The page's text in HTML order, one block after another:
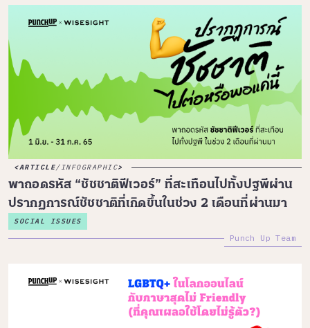
ARTICLE/ INFOGRAPHIC
พาถอดรหัส “ชัชชาติฟีเวอร์” ที่สะเทือนไปทั้งปฐพีผ่าน
ปรากฏการณ์ชัชชาติที่เกิดขึ้นในช่วง 2 เดือนที่ผ่านมา
SOCIAL ISSUES
Punch Up Team